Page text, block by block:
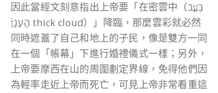
因此當經文刻意指出上帝要「在密雲中（בְּעַ֣ב
הֶֽעָנָן֒ thick cloud）」降臨，那麼雲彩就必然
同時遮蓋了自己和地上的子民，像是雙方一同
在一個「帳幕」下進行婚禮儀式一樣；另外，
上帝要摩西在山的周圍劃定界線，免得他們因
為輕率走近上帝而死亡，可見上帝非常看重這